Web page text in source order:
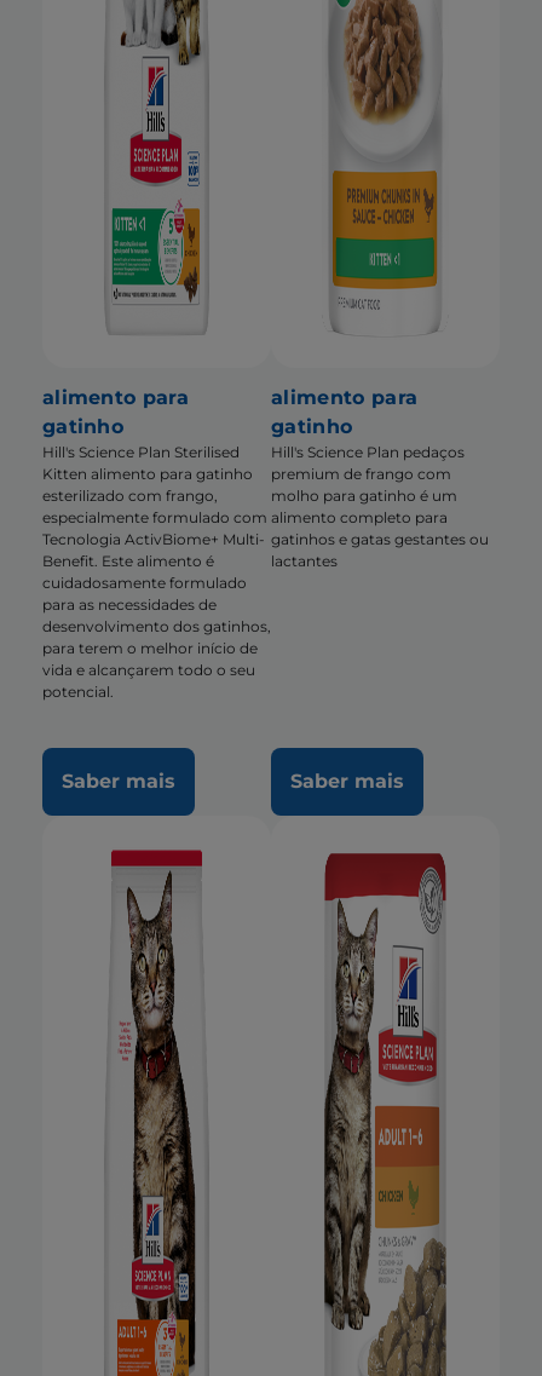
alimento para
gatinho
Hill's Science Plan Sterilised
Kitten alimento para gatinho
esterilizado com frango,
especialmente formulado com
Tecnologia ActivBiome+ Multi-
Benefit. Este alimento é
cuidadosamente formulado
para as necessidades de
desenvolvimento dos gatinhos,
para terem o melhor início de
vida e alcançarem todo o seu
potencial.
Saber mais
alimento para
gatinho
Hill's Science Plan pedaços
premium de frango com
molho para gatinho é um
alimento completo para
gatinhos e gatas gestantes ou
lactantes
Saber mais